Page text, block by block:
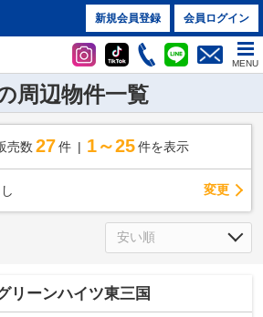
新規会員登録 会員ログイン
MENU
周辺物件一覧
売数 27 件 1～25 件を表示
変更
リーンハイツ東三国